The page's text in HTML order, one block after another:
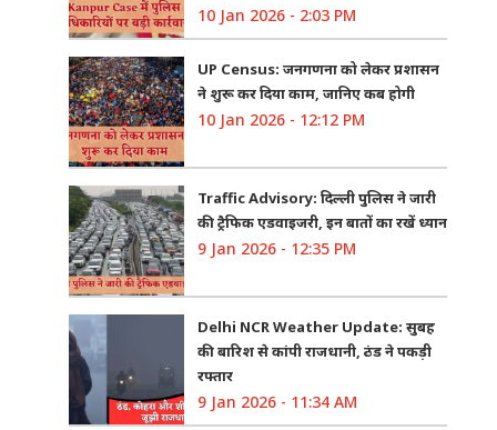
10 Jan 2026 - 2:03 PM
UP Census: जनगणना को लेकर प्रशासन
ने शुरू कर दिया काम, जानिए कब होगी
10 Jan 2026 - 12:12 PM
Traffic Advisory: दिल्ली पुलिस ने जारी
की ट्रैफिक एडवाइजरी, इन बातों का रखें ध्यान
9 Jan 2026 - 12:35 PM
Delhi NCR Weather Update: सुबह
की बारिश से कांपी राजधानी, ठंड ने पकड़ी
रफ्तार
9 Jan 2026 - 11:34 AM